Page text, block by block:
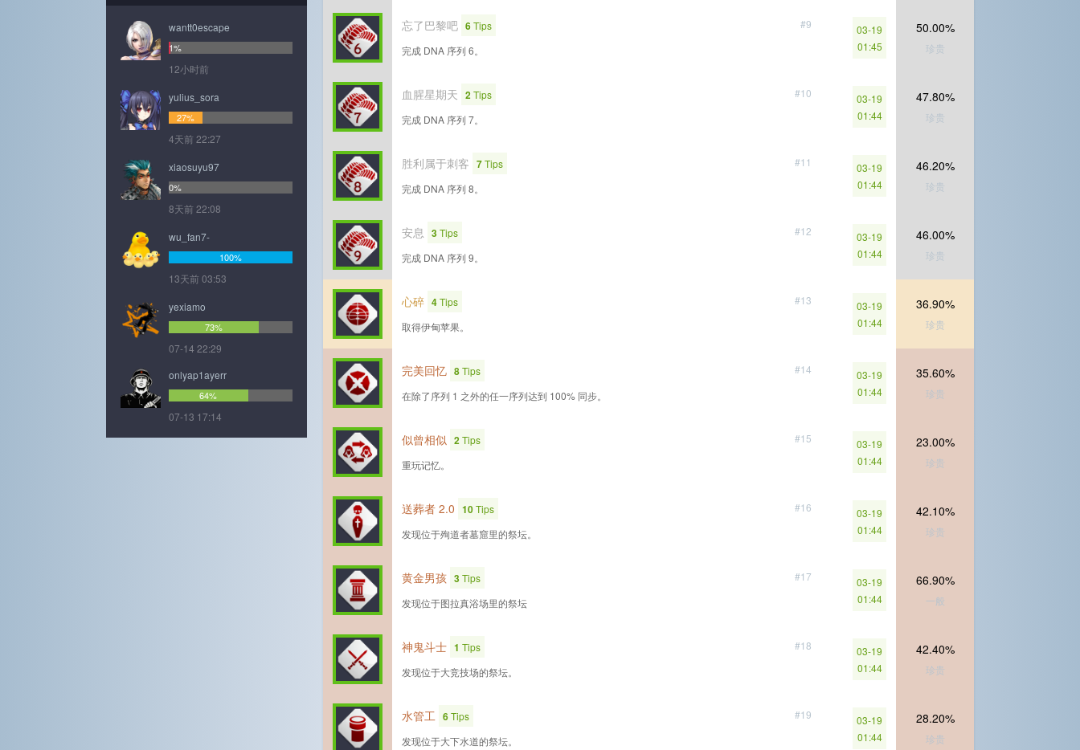
#9
忘了巴黎吧 6Tips
完成 DNA 序列 6。
03-19
01:45
50.00%
珍贵
#10
血腥星期天 2Tips
完成 DNA 序列 7。
03-19
01:44
47.80%
珍贵
#11
胜利属于刺客 7Tips
完成 DNA 序列 8。
03-19
01:44
46.20%
珍贵
#12
安息 3Tips
完成 DNA 序列 9。
03-19
01:44
46.00%
珍贵
#13
心碎 4Tips
取得伊甸苹果。
03-19
01:44
36.90%
珍贵
#14
完美回忆 8Tips
在除了序列 1 之外的任一序列达到 100% 同步。
03-19
01:44
35.60%
珍贵
#15
似曾相似 2Tips
重玩记忆。
03-19
01:44
23.00%
珍贵
#16
送葬者 2.0 10Tips
发现位于殉道者墓窟里的祭坛。
03-19
01:44
42.10%
珍贵
#17
黄金男孩 3Tips
发现位于图拉真浴场里的祭坛
03-19
01:44
66.90%
一般
#18
神鬼斗士 1 Tips
发现位于大竞技场的祭坛。
03-19
01:44
42.40%
珍贵
#19
水管工 6Tips
发现位于大下水道的祭坛。
03-19
01:44
28.20%
珍贵
wantt0escape
1%
12小时前
yulius_sora
27%
4天前 22:27
xiaosuyu97
0%
8天前 22:08
wu_fan7-
100%
13天前 03:53
yexiamo
73%
07-14 22:29
onlyap1ayerr
64%
07-13 17:14